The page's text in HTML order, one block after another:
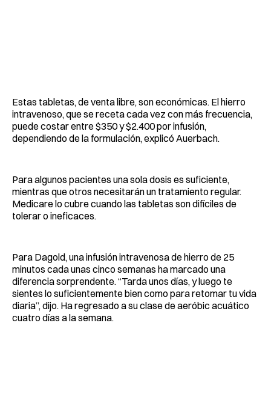
Estas tabletas, de venta libre, son económicas. El hierro
intravenoso, que se receta cada vez con más frecuencia,
puede costar entre $350 y $2.400 por infusión,
dependiendo de la formulación, explicó Auerbach.
Para algunos pacientes una sola dosis es suficiente,
mientras que otros necesitarán un tratamiento regular.
Medicare lo cubre cuando las tabletas son difíciles de
tolerar o ineficaces.
Para Dagold, una infusión intravenosa de hierro de 25
minutos cada unas cinco semanas ha marcado una
diferencia sorprendente. “Tarda unos días, y luego te
sientes lo suficientemente bien como para retomar tu vida
diaria”, dijo. Ha regresado a su clase de aeróbic acuático
cuatro días a la semana.